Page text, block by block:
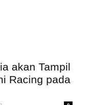
akan Tampil
Racing pada